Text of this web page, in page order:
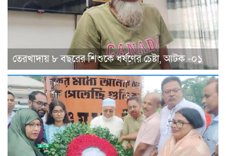
তেরখাদায় ৮ বছরের শিশুকে ধর্ষণের চেষ্টা, আটক -০১